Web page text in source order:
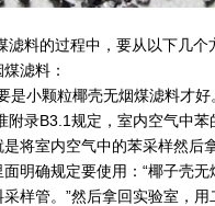
的过程中，要从以下几个
滤料：
小颗粒椰壳无烟煤滤料才好
附录B3.1规定，室内空气中苯
将室内空气中的苯采样然后
明确规定要使用：“椰子壳
样管。”然后拿回实验室，